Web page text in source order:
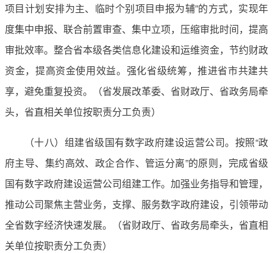
项目计划安排为主、临时个别项目申报为辅”的方式，实现年
度集中申报、联合前置审查、集中立项，压缩审批时间，提高
审批效率。整合省本级各类信息化建设和运维资金，节约财政
资金，提高资金使用效益。强化省级统筹，推进省市共建共
享，避免重复投资。（省发展改革委、省财政厅、省政务局牵
头，省直相关单位按职责分工负责）
（十八）组建省级国有数字政府建设运营公司。按照“政
府主导、集约高效、政企合作、管运分离”的原则，完成省级
国有数字政府建设运营公司组建工作。加强业务指导和管理，
推动公司聚焦主营业务，支撑、服务数字政府建设，引领带动
全省数字经济快速发展。（省财政厅、省政务局牵头，省直相
关单位按职责分工负责）